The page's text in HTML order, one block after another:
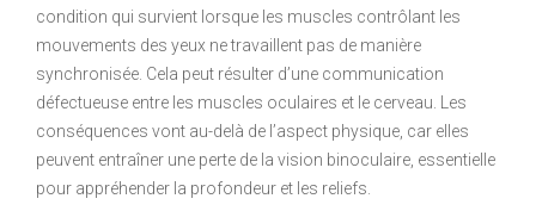
condition qui survient lorsque les muscles contrôlant les
mouvements des yeux ne travaillent pas de manière
synchronisée. Cela peut résulter d’une communication
défectueuse entre les muscles oculaires et le cerveau. Les
conséquences vont au-delà de l’aspect physique, car elles
peuvent entraîner une perte de la vision binoculaire, essentielle
pour appréhender la profondeur et les reliefs.